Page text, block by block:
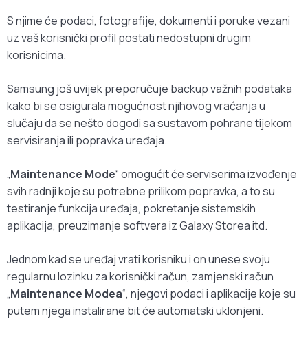
S njime će podaci, fotografije, dokumenti i poruke vezani
uz vaš korisnički profil postati nedostupni drugim
korisnicima.
Samsung još uvijek preporučuje backup važnih podataka
kako bi se osigurala mogućnost njihovog vraćanja u
slučaju da se nešto dogodi sa sustavom pohrane tijekom
servisiranja ili popravka uređaja.
„Maintenance Mode“ omogućit će serviserima izvođenje
svih radnji koje su potrebne prilikom popravka, a to su
testiranje funkcija uređaja, pokretanje sistemskih
aplikacija, preuzimanje softvera iz Galaxy Storea itd.
Jednom kad se uređaj vrati korisniku i on unese svoju
regularnu lozinku za korisnički račun, zamjenski račun
„Maintenance Modea“, njegovi podaci i aplikacije koje su
putem njega instalirane bit će automatski uklonjeni.